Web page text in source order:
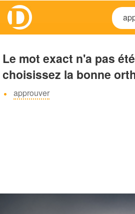
Le mot exact n'a pas
choisissez la bonne
approuver